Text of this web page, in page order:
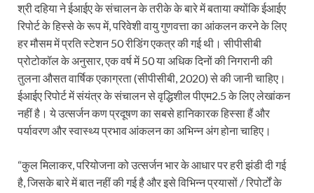
श्री दहिया ने ईआईए के संचालन के तरीके के बारे में बताया क्योंकि ईआईए
रिपोर्ट के हिस्से के रूप में, परिवेशी वायु गुणवत्ता का आंकलन करने के लिए
हर मौसम में प्रति स्टेशन 50 रीडिंग एकत्र की गई थी। सीपीसीबी
प्रोटोकॉल के अनुसार, एक वर्ष में 50 या अधिक दिनों की निगरानी की
तुलना औसत वार्षिक एकाग्रता (सीपीसीबी, 2020) से की जानी चाहिए।
ईआईए रिपोर्ट में संयंत्र के संचालन से वृद्धिशील पीएम2.5 के लिए लेखांकन
नहीं है। ये उत्सर्जन कण प्रदूषण का सबसे हानिकारक हिस्सा हैं और
पर्यावरण और स्वास्थ्य प्रभाव आंकलन का अभिन्न अंग होना चाहिए।
“कुल मिलाकर, परियोजना को उत्सर्जन भार के आधार पर हरी झंडी दी गई
है, जिसके बारे में बात नहीं की गई है और इसे विभिन्न प्रयासों / रिपोर्टों के